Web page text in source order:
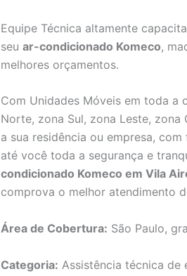
Equipe Técnica altamente
seu ar-condicionado Komeco,
melhores orçamentos.
Com Unidades Móveis em toda a
Norte, zona Sul, zona Leste,
a sua residência ou empresa,
até você toda a segurança e
condicionado Komeco em Vila
comprova o melhor atendimento
Área de Cobertura: São Paulo,
Categoria: Assistência técnica de